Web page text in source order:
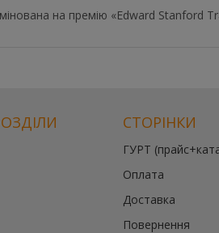
на премію «Edward Stanford
СТОРІНКИ
ГУРТ
Оплата
Доставка
Повернення